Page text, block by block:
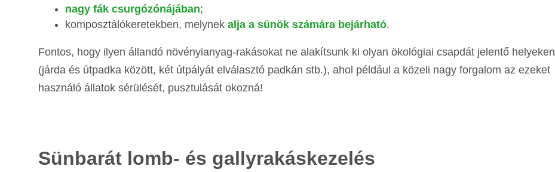
nagy fák csurgózónájában;
komposztálókeretekben, melynek alja a sünök számára bejárható.
Fontos, hogy ilyen állandó növényianyag-rakásokat ne alakítsunk ki olyan ökológiai csapdát jelentő helyeken
(járda és útpadka között, két útpályát elválasztó padkán stb.), ahol például a közeli nagy forgalom az ezeket
használó állatok sérülését, pusztulását okozná!
Sünbarát lomb- és gallyrakáskezelés